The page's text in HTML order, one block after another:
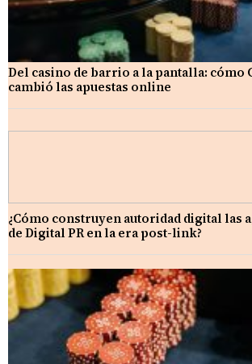
Del casino de barrio a la pantalla: cómo
cambió las apuestas online
¿Cómo construyen autoridad digital las
de Digital PR en la era post-link?